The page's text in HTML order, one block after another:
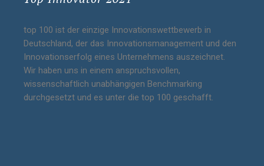
top 100 ist der einzige Innovationswettbewerb in
Deutschland, der das Innovationsmanagement und den
Innovationserfolg eines Unternehmens auszeichnet.
Wir haben uns in einem anspruchsvollen,
wissenschaftlich unabhängigen Benchmarking
durchgesetzt und es unter die top 100 geschafft.